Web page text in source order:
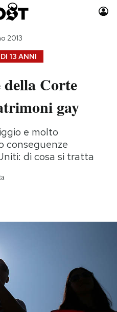
Auto
Moda
Consumismi
Storie/Idee
Ok Boomer!
Media
13 ANNI
2013
della Corte
gay
e molto
conseguenze
di cosa si tratta